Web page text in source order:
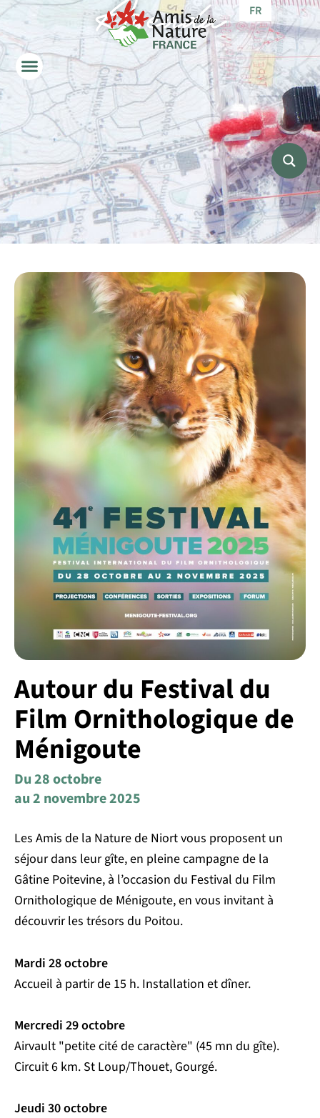
FR
Agenda
Autour du Festival du
Film Ornithologique de
Ménigoute
Du 28 octobre
au 2 novembre 2025
Les Amis de la Nature de Niort vous proposent un
séjour dans leur gîte, en pleine campagne de la
Gâtine Poitevine, à l’occasion du Festival du Film
Ornithologique de Ménigoute, en vous invitant à
découvrir les trésors du Poitou.
Mardi 28 octobre
Accueil à partir de 15 h. Installation et dîner.
Mercredi 29 octobre
Airvault "petite cité de caractère" (45 mn du gîte).
Circuit 6 km. St Loup/Thouet, Gourgé.
Jeudi 30 octobre